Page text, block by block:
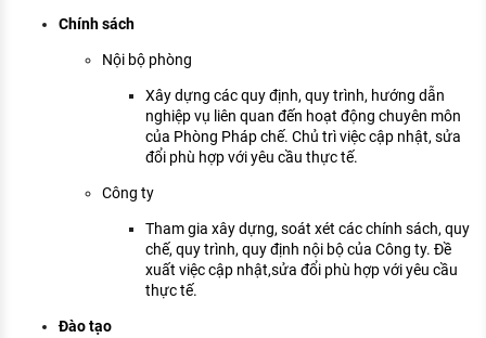
Chính sách
Nội bộ phòng
Xây dựng các quy định, quy trình, hướng dẫn
nghiệp vụ liên quan đến hoạt động chuyên môn
của Phòng Pháp chế. Chủ trì việc cập nhật, sửa
đổi phù hợp với yêu cầu thực tế.
Công ty
Tham gia xây dựng, soát xét các chính sách, quy
chế, quy trình, quy định nội bộ của Công ty. Đề
xuất việc cập nhật,sửa đổi phù hợp với yêu cầu
thực tế.
Đào tạo